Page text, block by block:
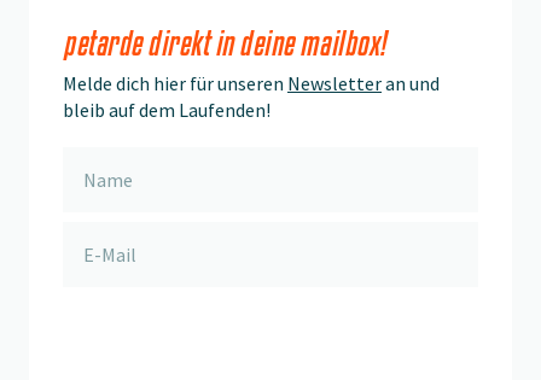
petarde direkt in deine mailbox!
Melde dich hier für unseren Newsletteran und
bleib auf dem Laufenden!